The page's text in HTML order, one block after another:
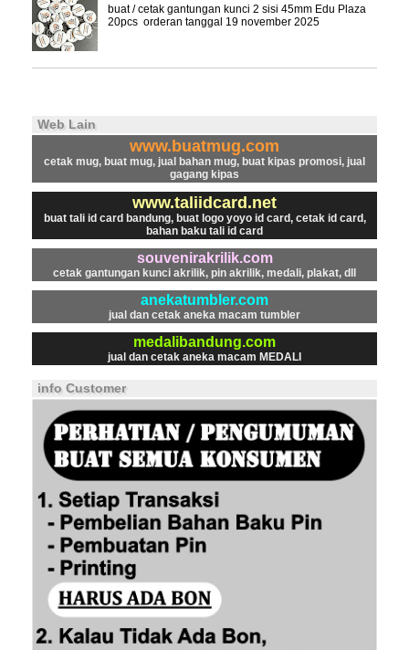
buat / cetak gantungan kunci 2 sisi 45mm Edu Plaza
20pcs orderan tanggal 19 november 2025
Web Lain
www.buatmug.com
cetak mug, buat mug, jual bahan mug, buat kipas promosi, jual
gagang kipas
www.taliidcard.net
buat tali id card bandung, buat logo yoyo id card, cetak id card,
bahan baku tali id card
souvenirakrilik.com
cetak gantungan kunci akrilik, pin akrilik, medali, plakat, dll
anekatumbler.com
jual dan cetak aneka macam tumbler
medalibandung.com
jual dan cetak aneka macam MEDALI
info Customer